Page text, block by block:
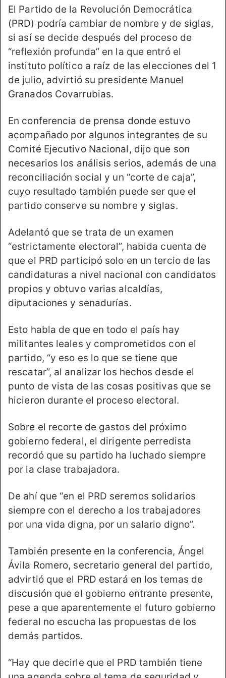
El Partido de la Revolución Democrática
(PRD) podría cambiar de nombre y de siglas,
si así se decide después del proceso de
“reflexión profunda” en la que entró el
instituto político a raíz de las elecciones del 1
de julio, advirtió su presidente Manuel
Granados Covarrubias.
En conferencia de prensa donde estuvo
acompañado por algunos integrantes de su
Comité Ejecutivo Nacional, dijo que son
necesarios los análisis serios, además de una
reconciliación social y un “corte de caja”,
cuyo resultado también puede ser que el
partido conserve su nombre y siglas.
Adelantó que se trata de un examen
“estrictamente electoral”, habida cuenta de
que el PRD participó solo en un tercio de las
candidaturas a nivel nacional con candidatos
propios y obtuvo varias alcaldías,
diputaciones y senadurías.
Esto habla de que en todo el país hay
militantes leales y comprometidos con el
partido, “y eso es lo que se tiene que
rescatar”, al analizar los hechos desde el
punto de vista de las cosas positivas que se
hicieron durante el proceso electoral.
Sobre el recorte de gastos del próximo
gobierno federal, el dirigente perredista
recordó que su partido ha luchado siempre
por la clase trabajadora.
De ahí que “en el PRD seremos solidarios
siempre con el derecho a los trabajadores
por una vida digna, por un salario digno”.
También presente en la conferencia, Ángel
Ávila Romero, secretario general del partido,
advirtió que el PRD estará en los temas de
discusión que el gobierno entrante presente,
pese a que aparentemente el futuro gobierno
federal no escucha las propuestas de los
demás partidos.
“Hay que decirle que el PRD también tiene